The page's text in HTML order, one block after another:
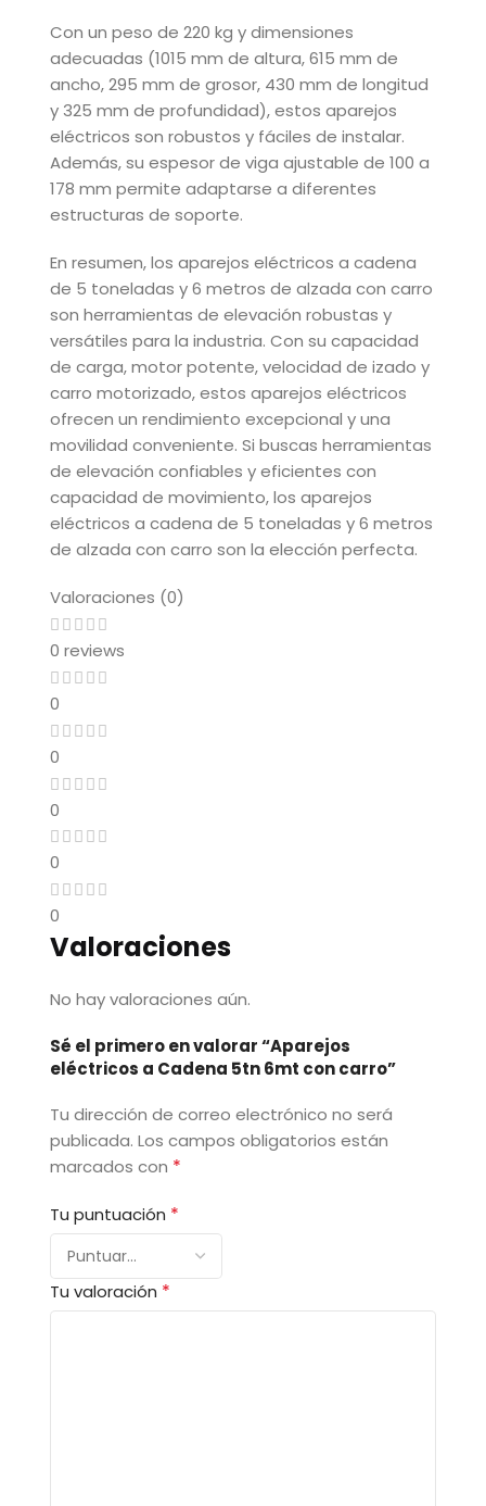
Con un peso de 220 kg y dimensiones
adecuadas (1015 mm de altura, 615 mm de
ancho, 295 mm de grosor, 430 mm de longitud
y 325 mm de profundidad), estos aparejos
eléctricos son robustos y fáciles de instalar.
Además, su espesor de viga ajustable de 100 a
178 mm permite adaptarse a diferentes
estructuras de soporte.
En resumen, los aparejos eléctricos a cadena
de 5 toneladas y 6 metros de alzada con carro
son herramientas de elevación robustas y
versátiles para la industria. Con su capacidad
de carga, motor potente, velocidad de izado y
carro motorizado, estos aparejos eléctricos
ofrecen un rendimiento excepcional y una
movilidad conveniente. Si buscas herramientas
de elevación confiables y eficientes con
capacidad de movimiento, los aparejos
eléctricos a cadena de 5 toneladas y 6 metros
de alzada con carro son la elección perfecta.
Valoraciones (0)
0 reviews
0
0
0
0
0
Valoraciones
No hay valoraciones aún.
Sé el primero en valorar “Aparejos
eléctricos a Cadena 5tn 6mt con carro”
Tu dirección de correo electrónico no será
publicada. Los campos obligatorios están
marcados con *
Tu puntuación *
Tu valoración *